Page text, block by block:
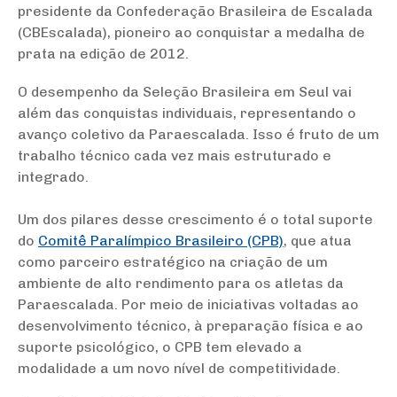
presidente da Confederação Brasileira de Escalada
(CBEscalada), pioneiro ao conquistar a medalha de
prata na edição de 2012.
O desempenho da Seleção Brasileira em Seul vai
além das conquistas individuais, representando o
avanço coletivo da Paraescalada. Isso é fruto de um
trabalho técnico cada vez mais estruturado e
integrado.
Um dos pilares desse crescimento é o total suporte
do Comitê Paralímpico Brasileiro (CPB), que atua
como parceiro estratégico na criação de um
ambiente de alto rendimento para os atletas da
Paraescalada. Por meio de iniciativas voltadas ao
desenvolvimento técnico, à preparação física e ao
suporte psicológico, o CPB tem elevado a
modalidade a um novo nível de competitividade.